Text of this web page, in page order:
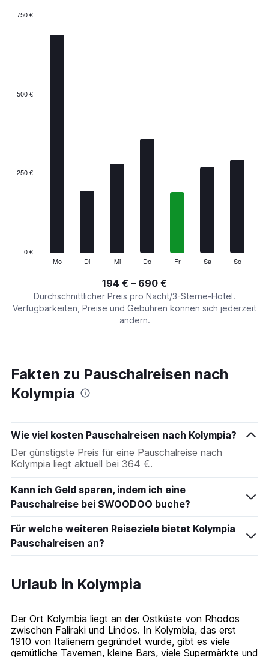
The
categories.
values.
Range:
Mo Di Mi Do Fr Sa So
0 €
250 €
500 €
750 €
194 € – 690 €
Durchschnittlicher Preis pro Nacht/3-Sterne-Hotel.
Verfügbarkeiten, Preise und Gebühren können sich jederzeit
ändern.
Fakten zu Pauschalreisen nach
Kolympia
Wie viel kosten Pauschalreisen nach Kolympia?
Der günstigste Preis für eine Pauschalreise nach
Kolympia liegt aktuell bei 364 €.
Kann ich Geld sparen, indem ich eine
Pauschalreise bei SWOODOO buche?
Für welche weiteren Reiseziele bietet Kolympia
Pauschalreisen an?
Urlaub in Kolympia
Der Ort Kolymbia liegt an der Ostküste von Rhodos
zwischen Faliraki und Lindos. In Kolymbia, das erst
1910 von Italienern gegründet wurde, gibt es viele
gemütliche Tavernen, kleine Bars, viele Supermärkte und